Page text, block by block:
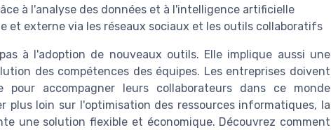
à l'analyse des données et à l'intelligence artificielle
et externe via les réseaux sociaux et les outils collaboratifs
à l'adoption de nouveaux outils. Elle implique aussi une
des compétences des équipes. Les entreprises doivent
accompagner leurs collaborateurs dans ce monde
plus loin sur l'optimisation des ressources informatiques, la
une solution flexible et économique. Découvrez comment